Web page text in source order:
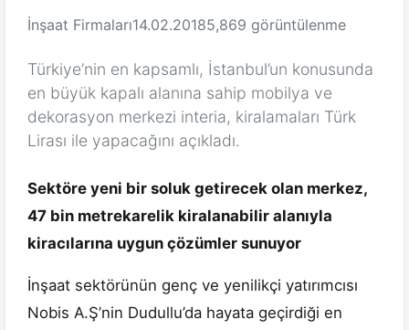
İnşaat Firmaları14.02.20185,869 görüntülenme
Türkiye’nin en kapsamlı, İstanbul’un konusunda
en büyük kapalı alanına sahip mobilya ve
dekorasyon merkezi interia, kiralamaları Türk
Lirası ile yapacağını açıkladı.
Sektöre yeni bir soluk getirecek olan merkez,
47 bin metrekarelik kiralanabilir alanıyla
kiracılarına uygun çözümler sunuyor
İnşaat sektörünün genç ve yenilikçi yatırımcısı
Nobis A.Ş’nin Dudullu’da hayata geçirdiği en